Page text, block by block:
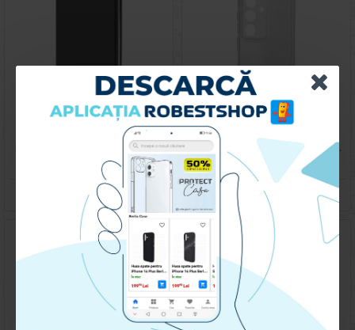
Husa pentru Samsung Galaxy S23 FE - Carte X-Power Negru
59.90 lei
CUMPARA
Husa spate pentru Samsung Galaxy S23 FE- Dazzle case
79.90 lei
CUMPARA